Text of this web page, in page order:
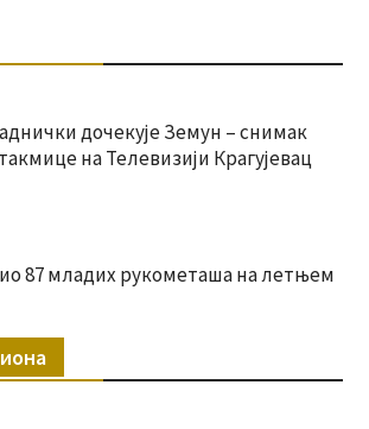
дочекује Земун – снимак
на Телевизији Крагујевац
87 младих рукометаша на летњем